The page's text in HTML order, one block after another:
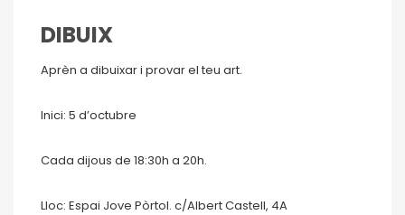
DIBUIX
Aprèn a dibuixar i provar el teu art.
Inici: 5 d’octubre
Cada dijous de 18:30h a 20h.
Lloc: Espai Jove Pòrtol. c/Albert Castell, 4A